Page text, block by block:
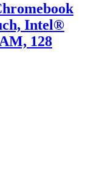
Intel®
128